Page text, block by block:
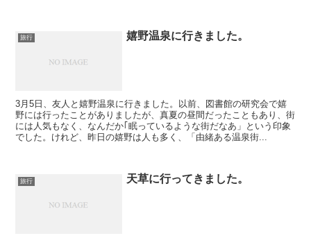
旅行 嬉野温泉に行きました。
3月5日、友人と嬉野温泉に行きました。以前、図書館の研究会で嬉
野には行ったことがありましたが、真夏の昼間だったこともあり、街
には人気もなく、なんだか｢眠っているような街だなあ」という印象
でした。けれど、昨日の嬉野は人も多く、「由緒ある温泉街...
旅行 天草に行ってきました。